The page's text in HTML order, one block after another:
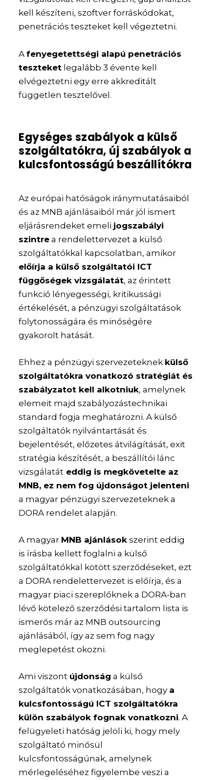
kell készíteni, szoftver forráskódokat,
penetrációs teszteket kell végeztetni.
Afenyegetettségi alapú penetrációs
teszteket legalább 3 évente kell
elvégeztetni egy erre akkreditált
független tesztelővel.
Egységes szabályok a külső
szolgáltatókra, új szabályok a
kulcsfontosságú beszállítókra
Az európai hatóságok iránymutatásaiból
és az MNB ajánlásaiból már jól ismert
eljárásrendeket emeli jogszabályi
szintre a rendelettervezet a külső
szolgáltatókkal kapcsolatban, amikor
előírja a külső szolgáltatói ICT
függőségek vizsgálatát, az érintett
funkció lényegességi, kritikussági
értékelését, a pénzügyi szolgáltatások
folytonosságára és minőségére
gyakorolt hatását.
Ehhez a pénzügyi szervezeteknek külső
szolgáltatókra vonatkozó stratégiát és
szabályzatot kell alkotniuk, amelynek
elemeit majd szabályozástechnikai
standard fogja meghatározni. A külső
szolgáltatók nyilvántartását és
bejelentését, előzetes átvilágítását, exit
stratégia készítését, a beszállítói lánc
vizsgálatát eddig is megkövetelte az
MNB, ez nem fog újdonságot jelenteni
a magyar pénzügyi szervezeteknek a
DORA rendelet alapján.
A magyar MNB ajánlások szerint eddig
is írásba kellett foglalni a külső
szolgáltatókkal kötött szerződéseket, ezt
a DORA rendelettervezet is előírja, és a
magyar piaci szereplőknek a DORA-ban
lévő kötelező szerződési tartalom lista is
ismerős már az MNB outsourcing
ajánlásából, így az sem fog nagy
meglepetést okozni.
Ami viszont újdonság a külső
szolgáltatók vonatkozásában, hogy a
kulcsfontosságú ICT szolgáltatókra
külön szabályok fognak vonatkozni. A
felügyeleti hatóság jelöli ki, hogy mely
szolgáltató minősül
kulcsfontosságúnak, amelynek
mérlegeléséhez figyelembe veszi a